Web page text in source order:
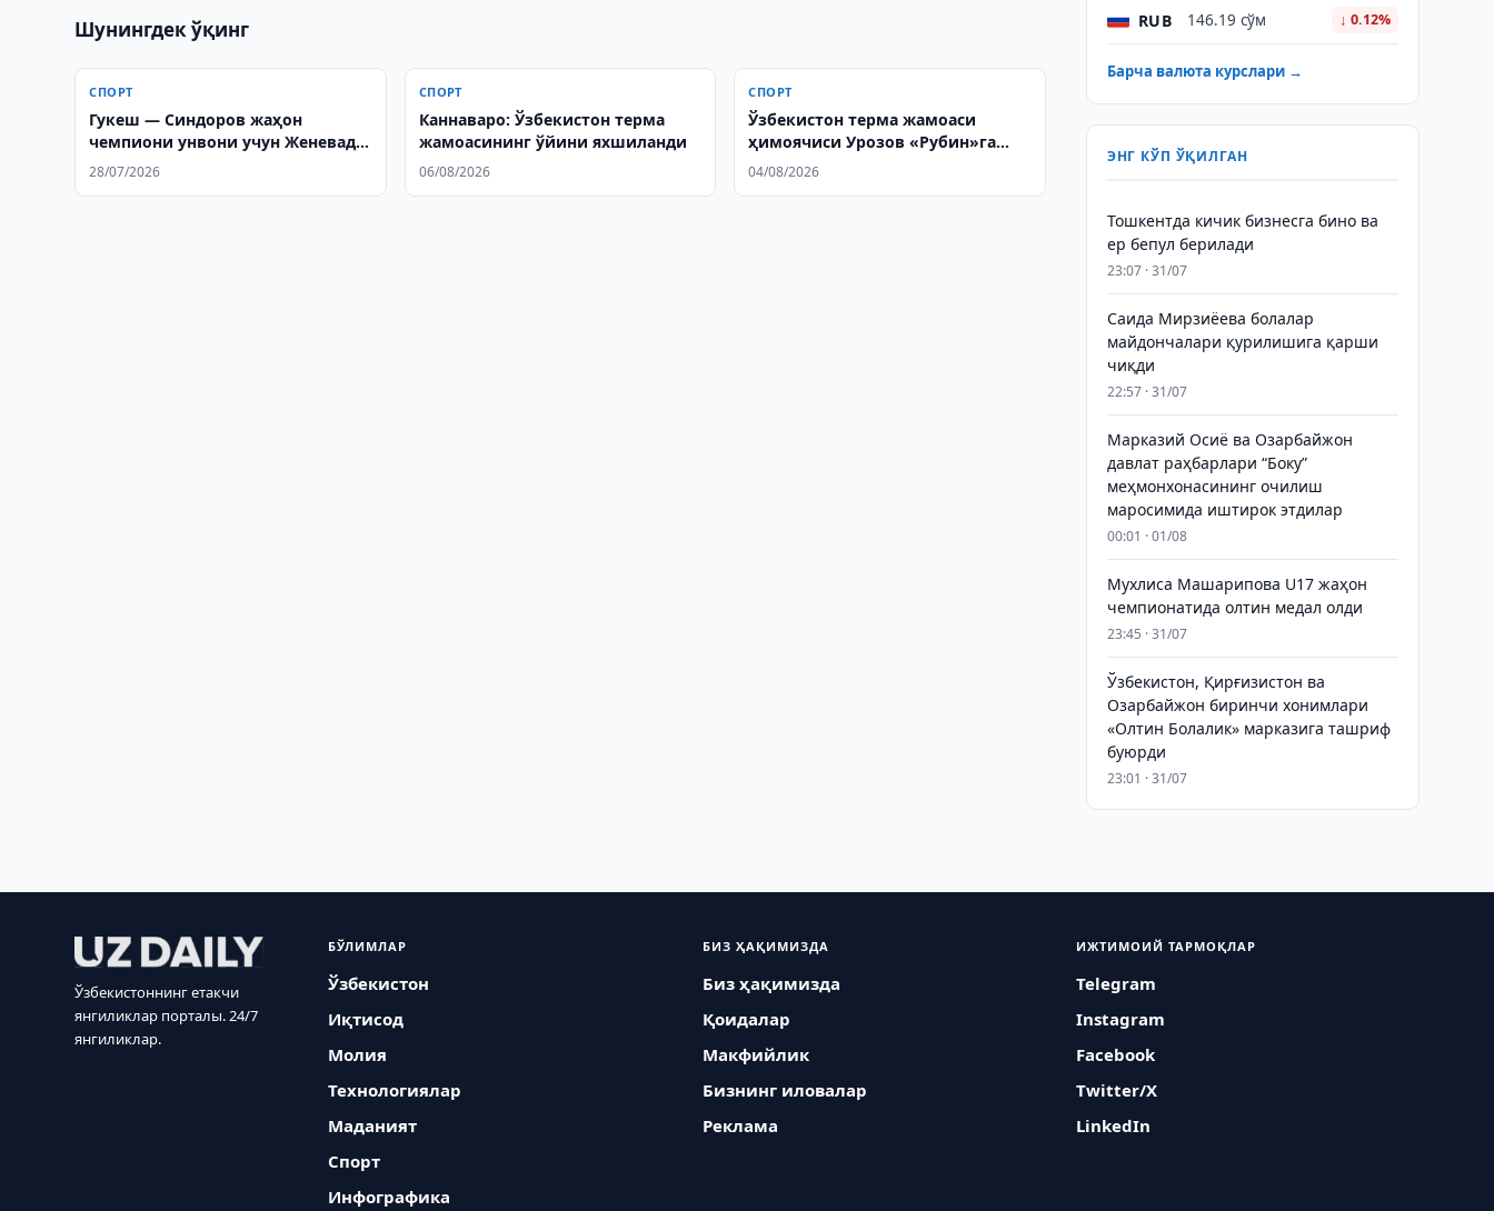
Шунингдек ўқинг
СПОРТ
Гукеш — Синдоров жаҳон
чемпиони унвони учун Женевада
ўйнайди
28/07/2026
СПОРТ
Каннаваро: Ўзбекистон терма
жамоасининг ўйини яхшиланди
06/08/2026
СПОРТ
Ўзбекистон терма жамоаси
ҳимоячиси Урозов «Рубин»га
ўтди
04/08/2026
RUB 146.19 сўм ↓ 0.12%
Барча валюта курслари →
ЭНГ КЎП ЎҚИЛГАН
Тошкентда кичик бизнесга бино ва
ер бепул берилади
23:07 · 31/07
Саида Мирзиёева болалар
майдончалари қурилишига қарши
чиқди
22:57 · 31/07
Марказий Осиё ва Озарбайжон
давлат раҳбарлари “Боку”
меҳмонхонасининг очилиш
маросимида иштирок этдилар
00:01 · 01/08
Мухлиса Машарипова U17 жаҳон
чемпионатида олтин медал олди
23:45 · 31/07
Ўзбекистон, Қирғизистон ва
Озарбайжон биринчи хонимлари
«Олтин Болалик» марказига ташриф
буюрди
23:01 · 31/07
Ўзбекистоннинг етакчи
янгиликлар порталы. 24/7
янгиликлар.
БЎЛИМЛАР
Ўзбекистон
Иқтисод
Молия
Технологиялар
Маданият
Спорт
Инфографика
БИЗ ҲАҚИМИЗДА
Биз ҳақимизда
Қоидалар
Макфийлик
Бизнинг иловалар
Реклама
ИЖТИМОИЙ ТАРМОҚЛАР
Telegram
Instagram
Facebook
Twitter/X
LinkedIn